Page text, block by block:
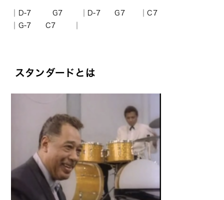
│D-7 G7 │D-7 G7 │C7
│G-7 C7 │
スタンダードとは